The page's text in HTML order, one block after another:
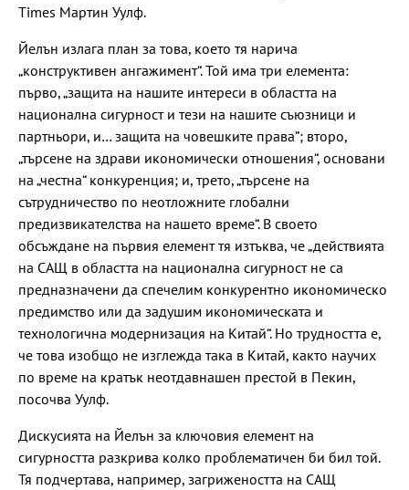
Times Мартин Уулф.
Йелън излага план за това, което тя нарича
„конструктивен ангажимент“. Той има три елемента:
първо, „защита на нашите интереси в областта на
национална сигурност и тези на нашите съюзници и
партньори, и… защита на човешките права”; второ,
„търсене на здрави икономически отношения“, основани
на „честна“ конкуренция; и, трето, „търсене на
сътрудничество по неотложните глобални
предизвикателства на нашето време“. В своето
обсъждане на първия елемент тя изтъква, че „действията
на САЩ в областта на национална сигурност не са
предназначени да спечелим конкурентно икономическо
предимство или да задушим икономическата и
технологична модернизация на Китай“. Но трудността е,
че това изобщо не изглежда така в Китай, както научих
по време на кратък неотдавнашен престой в Пекин,
посочва Уулф.
Дискусията на Йелън за ключовия елемент на
сигурността разкрива колко проблематичен би бил той.
Тя подчертава, например, загрижеността на САЩ